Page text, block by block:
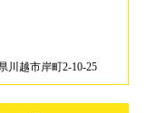
川越市岸町2-10-25